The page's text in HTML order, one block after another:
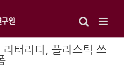
리터러티, 플라스틱 쓰